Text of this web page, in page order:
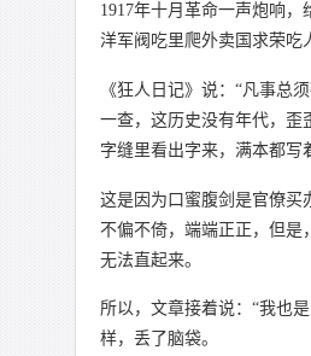
1917年十月革命一声炮响
洋军阀吃里爬外卖国求荣吃
《狂人日记》说：“凡事总
一查，这历史没有年代，歪
字缝里看出字来，满本都写
这是因为口蜜腹剑是官僚买
不偏不倚，端端正正，但是
无法直起来。
所以，文章接着说：“我也
样，丢了脑袋。